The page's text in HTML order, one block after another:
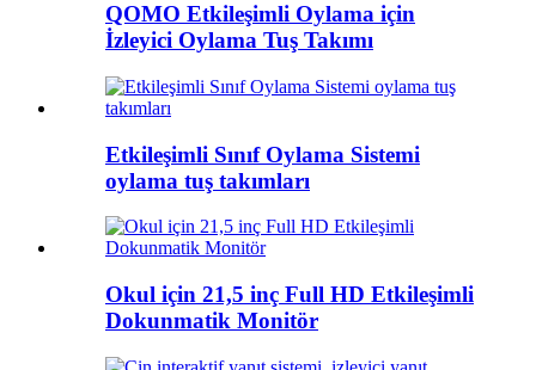
QOMO Etkileşimli Oylama için
İzleyici Oylama Tuş Takımı
Etkileşimli Sınıf Oylama Sistemi
oylama tuş takımları
Okul için 21,5 inç Full HD Etkileşimli
Dokunmatik Monitör